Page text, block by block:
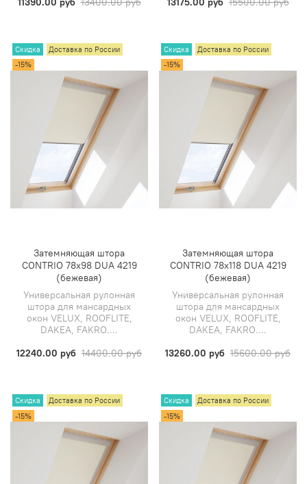
Скидка
Доставка по России
-15%
Затемняющая штора
CONTRIO 78х98 DUA 4219
(бежевая)
Универсальная рулонная
штора для мансардных
окон VELUX, ROOFLITE,
DAKEA, FAKRO....
12240.00 руб 14400.00 руб
Скидка
Доставка по России
-15%
Затемняющая штора
CONTRIO 78х118 DUA 4219
(бежевая)
Универсальная рулонная
штора для мансардных
окон VELUX, ROOFLITE,
DAKEA, FAKRO....
13260.00 руб 15600.00 руб
Скидка
Доставка по России
-15%
Скидка
Доставка по России
-15%